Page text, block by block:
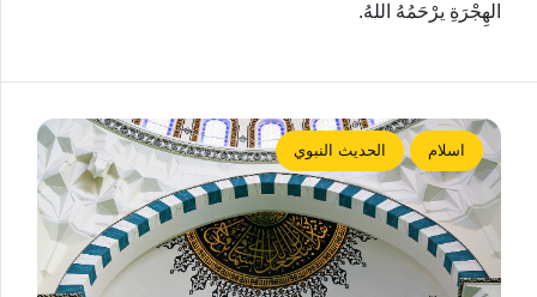
الهِجْرَةِ يرْحَمُهُ اللهُ.
اسلام الحديث النبوي